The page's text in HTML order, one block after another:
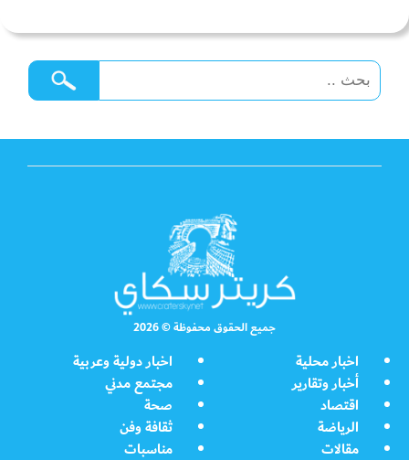
جميع الحقوق محفوظة © 2026
اخبار محلية
اخبار دولية وعربية
أخبار وتقارير
مجتمع مدني
اقتصاد
صحة
الرياضة
ثقافة وفن
مقالات
مناسبات